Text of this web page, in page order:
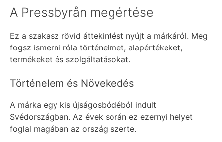
A Pressbyrån megértése
Ez a szakasz rövid áttekintést nyújt a márkáról. Meg
fogsz ismerni róla történelmet, alapértékeket,
termékeket és szolgáltatásokat.
Történelem és Növekedés
A márka egy kis újságosbódéból indult
Svédországban. Az évek során ez ezernyi helyet
foglal magában az ország szerte.